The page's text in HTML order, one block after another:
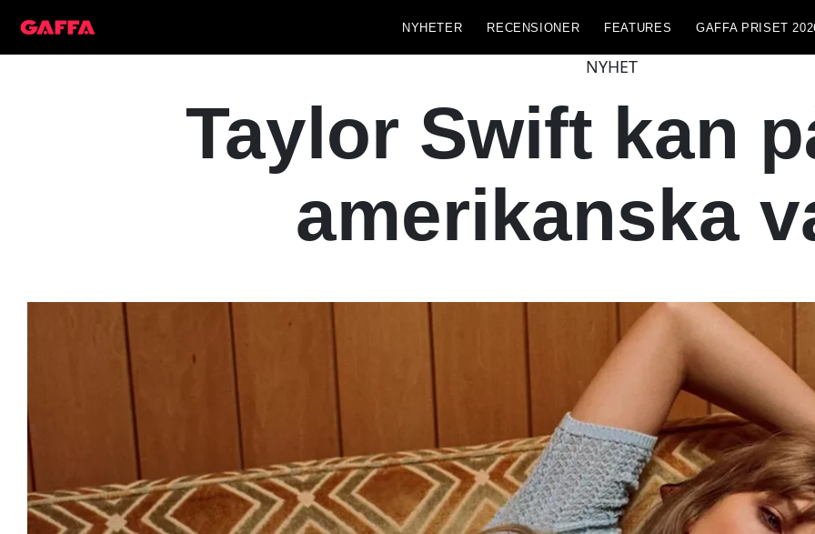
NYHETER RECENSIONER FEATURES GAFFA PRISET
NYHET
Taylor Swift kan
amerikanska